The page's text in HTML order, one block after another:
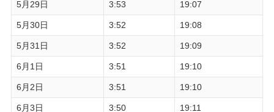
5月29日 3:53 19:07
5月30日 3:52 19:08
5月31日 3:52 19:09
6月1日 3:51 19:10
6月2日 3:51 19:10
6月3日 3:50 19:11